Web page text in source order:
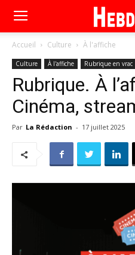
Accueil Culture À l'affiche
Culture À l'affiche Rubrique en vrac
Rubrique. À
Cinéma,
Par La Rédaction - 17 juillet 2025